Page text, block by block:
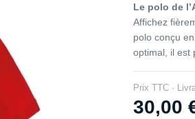
Le polo de
Affichez
polo conçu
optimal, il est
Prix TTC ·
30,00